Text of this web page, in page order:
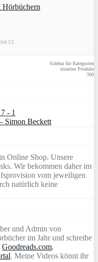
Hörbüchern
Sidebar für Kategorien
einzelne Produke
300
Simon Beckett
Online Shop. Unsere
Wir bekommen daher im
vom jeweiligen
natürlich keine
und Admin von
im Jahr und schreibe
Goodreads.com,
. Meine Videos könnt ihr